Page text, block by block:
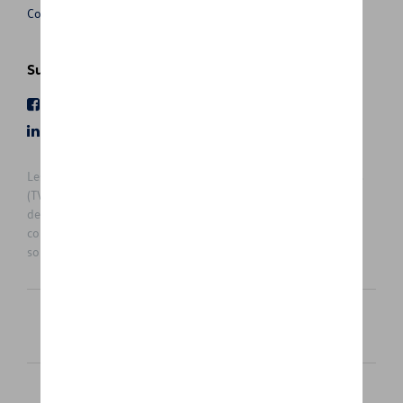
Conditions de vente
Suivez nous
Les prix affichés sur le présent site sont des prix recommandés
(TVAc), hors éventuels frais de montage. Pour connaitre le prix
de vente actuel et les éventuels frais de montage, veuillez
contacter votre concessionnaire/agent. Les prix recommandés
sont sujets à des changements sans préavis.